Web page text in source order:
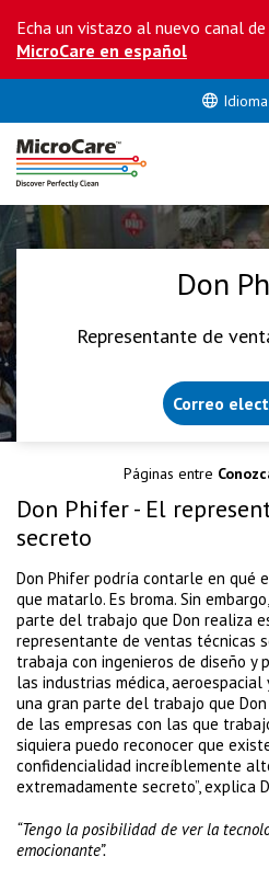
Echa un vistazo al nuevo canal de
MicroCare en español
Idioma
Don
Representante de
Correo
Páginas entre
Don Phifer - El
secreto
Don Phifer podría contarle en qué
que matarlo. Es broma. Sin
parte del trabajo que Don realiza
representante de ventas técnicas
trabaja con ingenieros de diseño y
las industrias médica,
una gran parte del trabajo que
de las empresas con las que
siquiera puedo reconocer que
confidencialidad increíblemente
extremadamente secreto”, explica
“Tengo la posibilidad de ver la
emocionante”.